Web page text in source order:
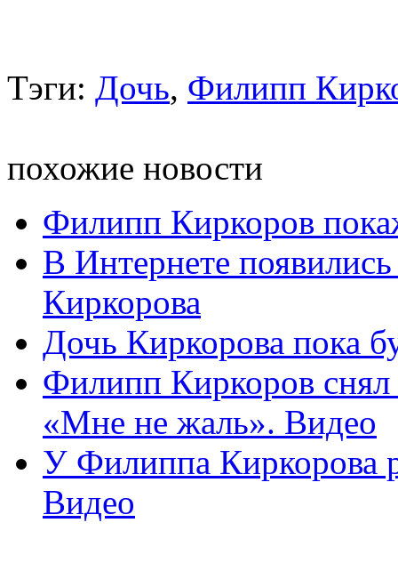
Тэги: Дочь, Филипп
похожие новости
Филипп Киркоров
В Интернете
Киркорова
Дочь Киркорова пока
Филипп Киркоров
«Мне не жаль». Видео
У Филиппа Киркорова
Видео